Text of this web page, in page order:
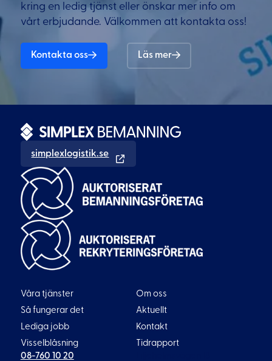
kring en ledig tjänst eller önskar mer info om
vårt erbjudande. Välkommen att kontakta oss!
Kontakta oss Läs mer
simplexlogistik.se
08-760 10 20
Våra tjänster
Så fungerar det
Lediga jobb
Visselblåsning
Om oss
Aktuellt
Kontakt
Tidrapport